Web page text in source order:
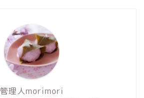
管理人morimori